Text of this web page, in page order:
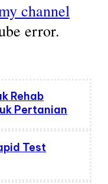
channel
error.
Rehab
Pertanian
Test